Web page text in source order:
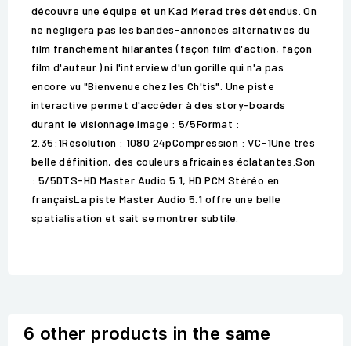
découvre une équipe et un Kad Merad très détendus. On
ne négligera pas les bandes-annonces alternatives du
film franchement hilarantes (façon film d'action, façon
film d'auteur.) ni l'interview d'un gorille qui n'a pas
encore vu "Bienvenue chez les Ch'tis". Une piste
interactive permet d'accéder à des story-boards
durant le visionnage.Image : 5/5Format :
2.35:1Résolution : 1080 24pCompression : VC-1Une très
belle définition, des couleurs africaines éclatantes.Son
: 5/5DTS-HD Master Audio 5.1, HD PCM Stéréo en
françaisLa piste Master Audio 5.1 offre une belle
spatialisation et sait se montrer subtile.
6 other products in the same